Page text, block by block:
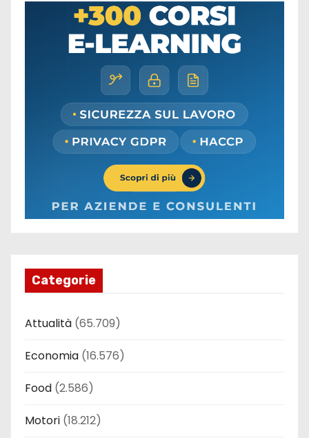
Categorie
Attualità (65.709)
Economia (16.576)
Food (2.586)
Motori (18.212)